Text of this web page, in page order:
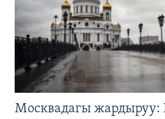
Москвадагы жардыруу: